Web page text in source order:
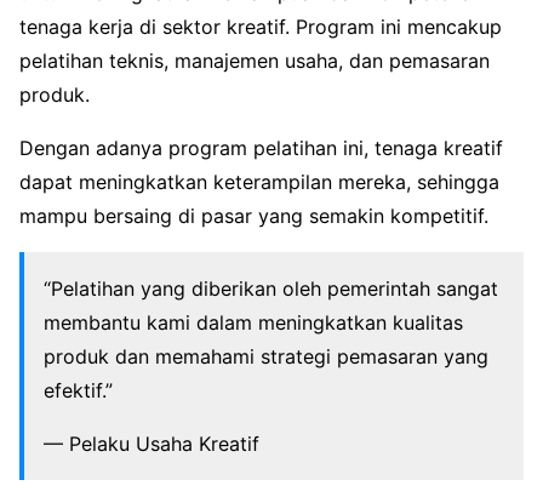
tenaga kerja di sektor kreatif. Program ini mencakup
pelatihan teknis, manajemen usaha, dan pemasaran
produk.
Dengan adanya program pelatihan ini, tenaga kreatif
dapat meningkatkan keterampilan mereka, sehingga
mampu bersaing di pasar yang semakin kompetitif.
“Pelatihan yang diberikan oleh pemerintah sangat
membantu kami dalam meningkatkan kualitas
produk dan memahami strategi pemasaran yang
efektif.”
— Pelaku Usaha Kreatif